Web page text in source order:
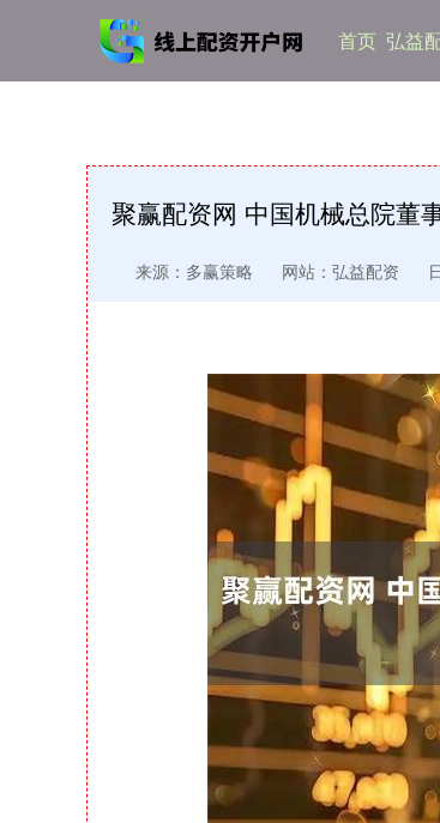
首页 弘益
聚赢配资网 中国机械总院董
来源：多赢策略 网站：弘益配资
沪深300 4694.68